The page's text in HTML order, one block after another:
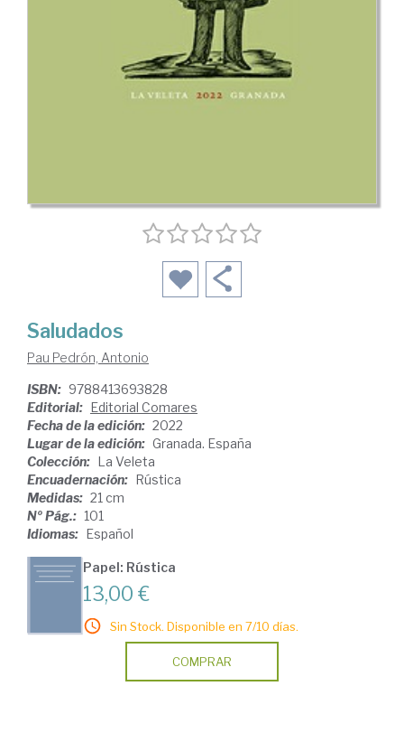
Saludados
Pau Pedrón, Antonio
ISBN: 9788413693828
Editorial: Editorial Comares
Fecha de la edición: 2022
Lugar de la edición: Granada. España
Colección: La Veleta
Encuadernación: Rústica
Medidas: 21 cm
Nº Pág.: 101
Idiomas: Español
Papel: Rústica
13,00 €
Sin Stock. Disponible en 7/10 días.
COMPRAR